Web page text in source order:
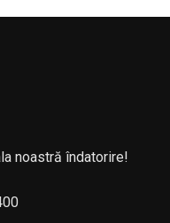
noastră îndatorire!